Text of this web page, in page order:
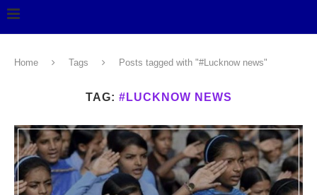
Home Tags Posts tagged with "#Lucknow news"
TAG: #LUCKNOW NEWS